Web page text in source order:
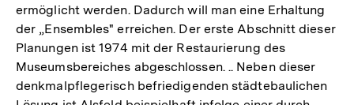
ermöglicht werden. Dadurch will man eine Erhaltung
der „Ensembles" erreichen. Der erste Abschnitt dieser
Planungen ist 1974 mit der Restaurierung des
Museumsbereiches abgeschlossen. .. Neben dieser
denkmalpflegerisch befriedigenden städtebaulichen